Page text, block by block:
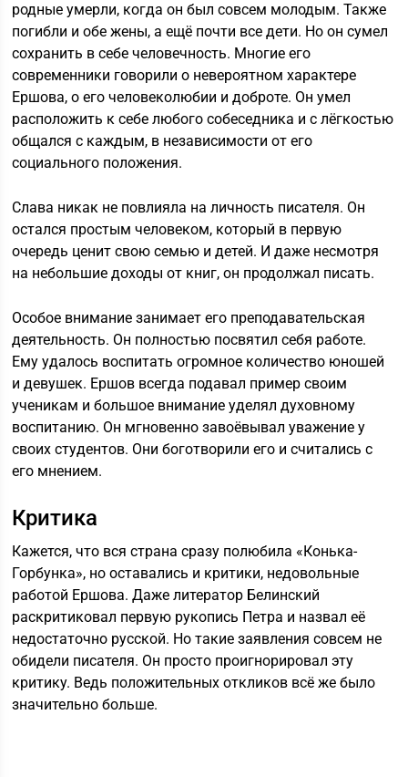
родные умерли, когда он был совсем молодым. Также
погибли и обе жены, а ещё почти все дети. Но он сумел
сохранить в себе человечность. Многие его
современники говорили о невероятном характере
Ершова, о его человеколюбии и доброте. Он умел
расположить к себе любого собеседника и с лёгкостью
общался с каждым, в независимости от его
социального положения.
Слава никак не повлияла на личность писателя. Он
остался простым человеком, который в первую
очередь ценит свою семью и детей. И даже несмотря
на небольшие доходы от книг, он продолжал писать.
Особое внимание занимает его преподавательская
деятельность. Он полностью посвятил себя работе.
Ему удалось воспитать огромное количество юношей
и девушек. Ершов всегда подавал пример своим
ученикам и большое внимание уделял духовному
воспитанию. Он мгновенно завоёвывал уважение у
своих студентов. Они боготворили его и считались с
его мнением.
Критика
Кажется, что вся страна сразу полюбила «Конька-
Горбунка», но оставались и критики, недовольные
работой Ершова. Даже литератор Белинский
раскритиковал первую рукопись Петра и назвал её
недостаточно русской. Но такие заявления совсем не
обидели писателя. Он просто проигнорировал эту
критику. Ведь положительных откликов всё же было
значительно больше.